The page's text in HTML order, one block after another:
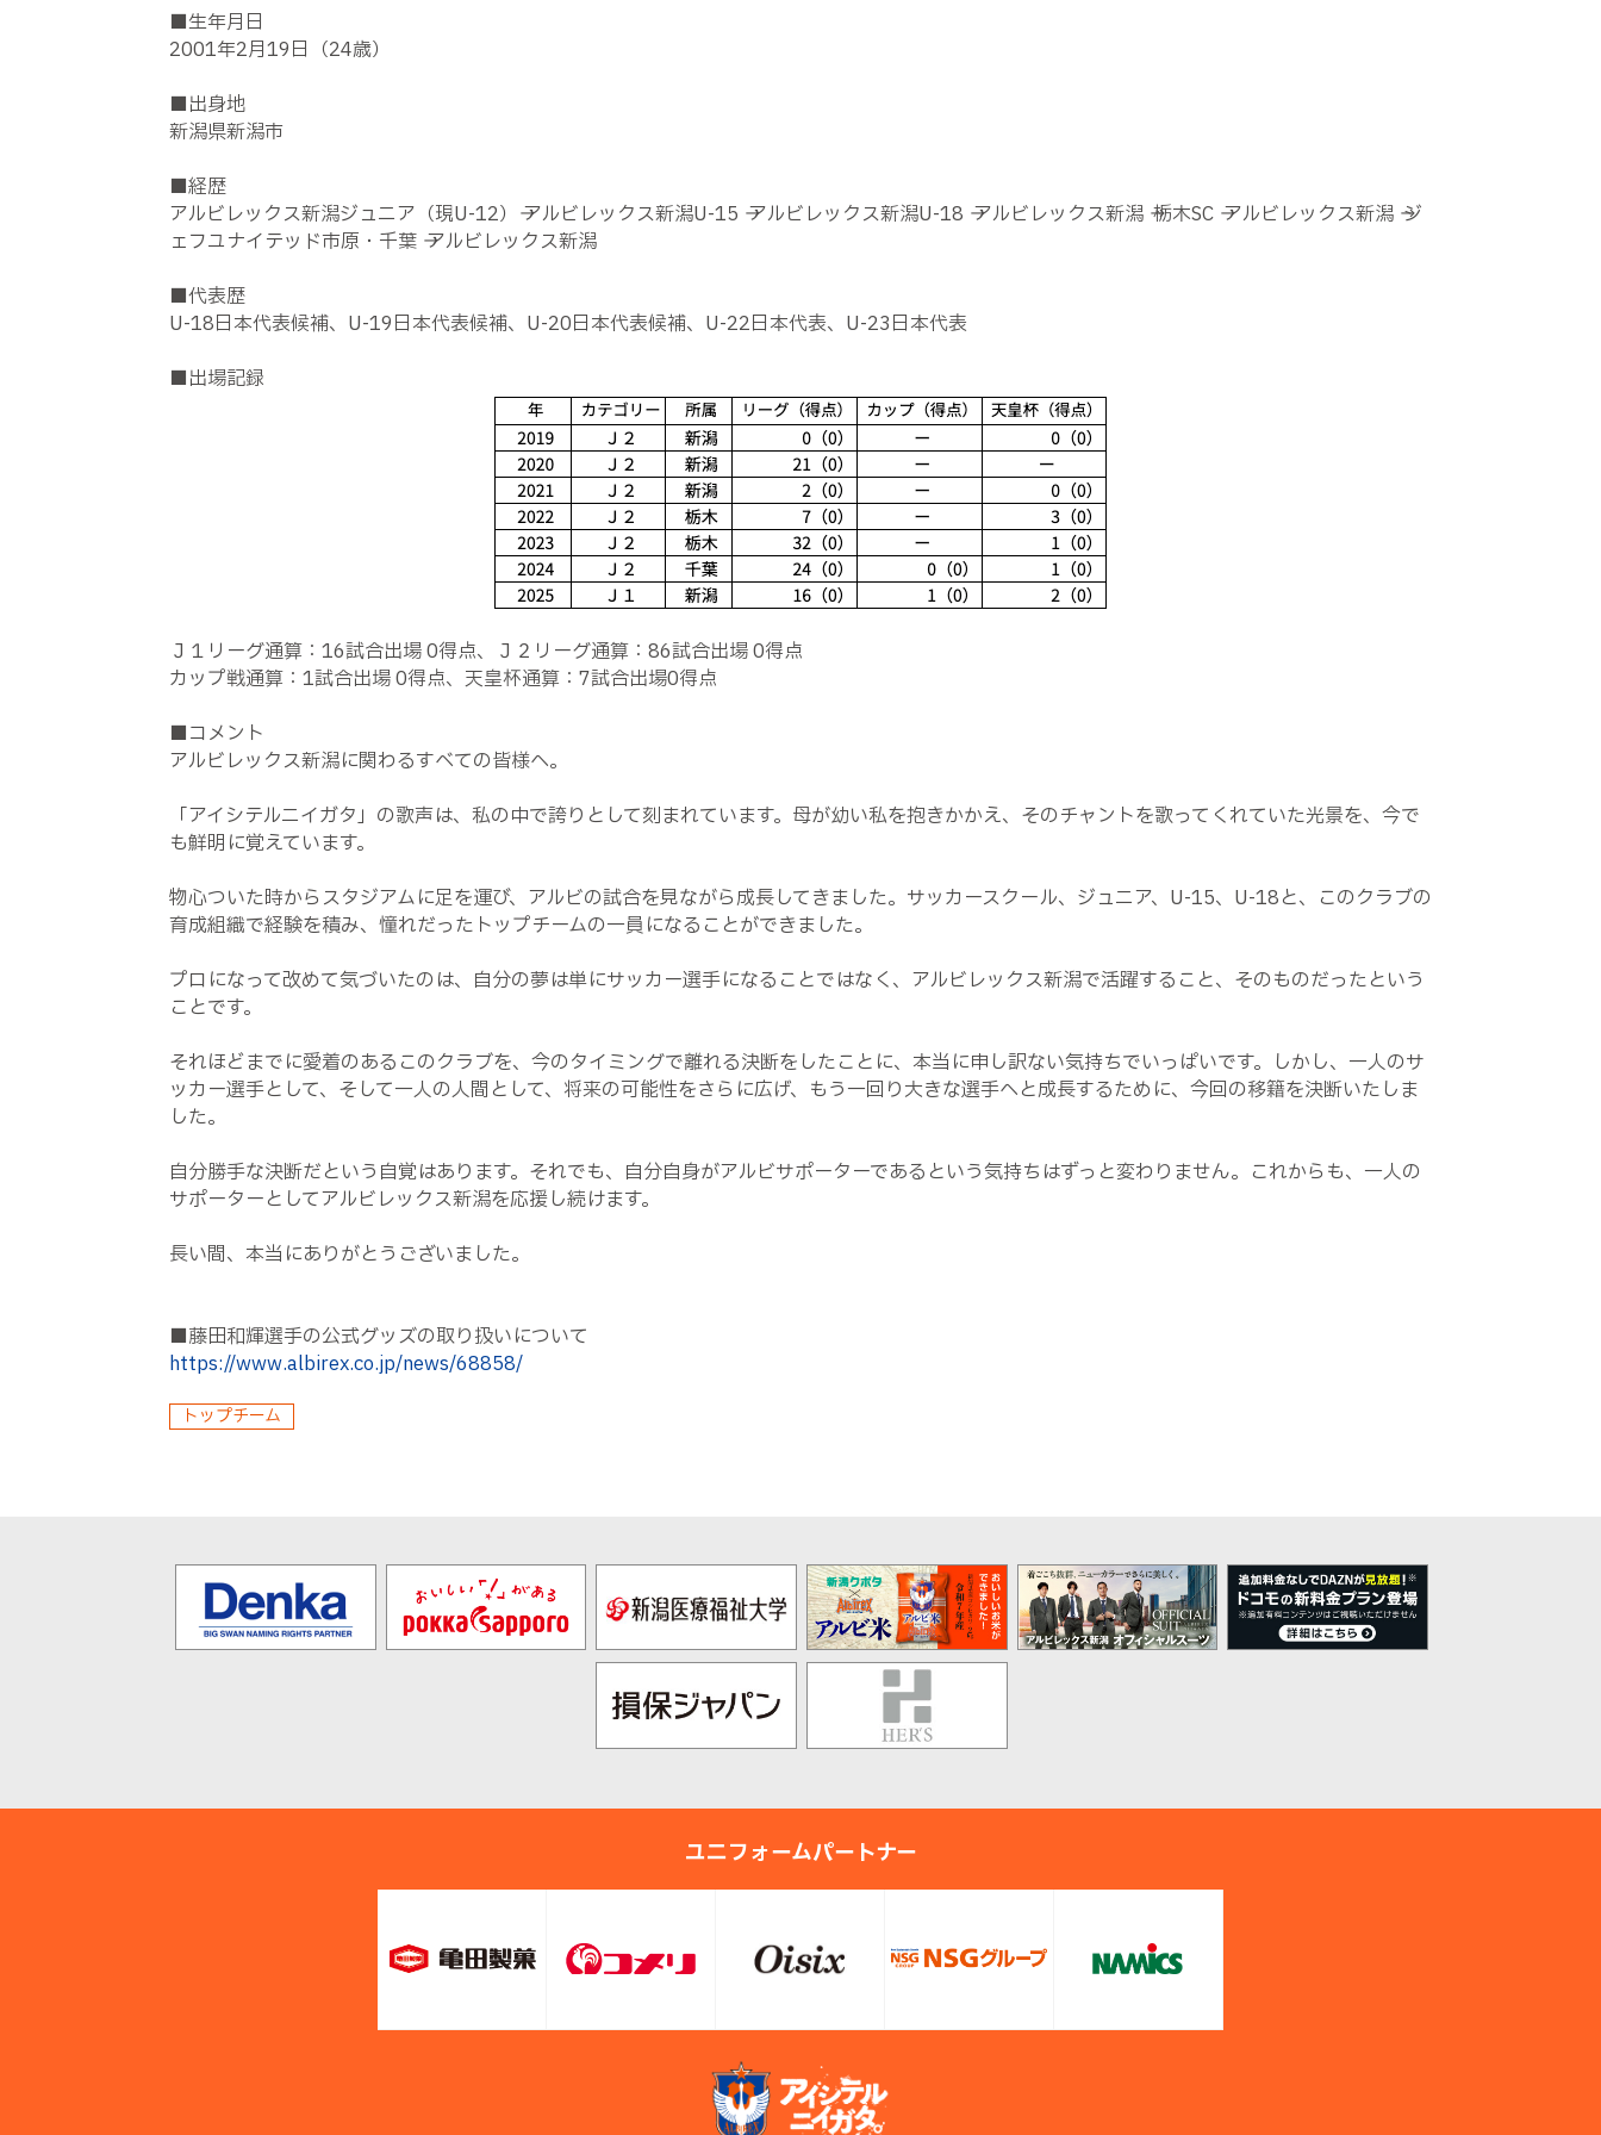
■生年月日
2001年2月19日（24歳）
■出身地
新潟県新潟市
■経歴
アルビレックス新潟ジュニア（現U-12）→ アルビレックス新潟U-15 → アルビレックス新潟U-18 → アルビレックス新潟 → 栃木SC → アルビレックス新潟 → ジ
ェフユナイテッド市原・千葉 → アルビレックス新潟
■代表歴
U-18日本代表候補、U-19日本代表候補、U-20日本代表候補、U-22日本代表、U-23日本代表
■出場記録
Ｊ１リーグ通算：16試合出場 0得点、Ｊ２リーグ通算：86試合出場 0得点
カップ戦通算：1試合出場 0得点、天皇杯通算：7試合出場0得点
■コメント
アルビレックス新潟に関わるすべての皆様へ。
「アイシテルニイガタ」の歌声は、私の中で誇りとして刻まれています。母が幼い私を抱きかかえ、そのチャントを歌ってくれていた光景を、今で
も鮮明に覚えています。
物心ついた時からスタジアムに足を運び、アルビの試合を見ながら成長してきました。サッカースクール、ジュニア、U-15、U-18と、このクラブの
育成組織で経験を積み、憧れだったトップチームの一員になることができました。
プロになって改めて気づいたのは、自分の夢は単にサッカー選手になることではなく、アルビレックス新潟で活躍すること、そのものだったという
ことです。
それほどまでに愛着のあるこのクラブを、今のタイミングで離れる決断をしたことに、本当に申し訳ない気持ちでいっぱいです。しかし、一人のサ
ッカー選手として、そして一人の人間として、将来の可能性をさらに広げ、もう一回り大きな選手へと成長するために、今回の移籍を決断いたしま
した。
自分勝手な決断だという自覚はあります。それでも、自分自身がアルビサポーターであるという気持ちはずっと変わりません。これからも、一人の
サポーターとしてアルビレックス新潟を応援し続けます。
長い間、本当にありがとうございました。
■藤田和輝選手の公式グッズの取り扱いについて
https://www.albirex.co.jp/news/68858/
トップチーム
ユニフォームパートナー